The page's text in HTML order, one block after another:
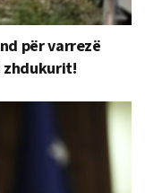
për varrezë
zhdukurit!